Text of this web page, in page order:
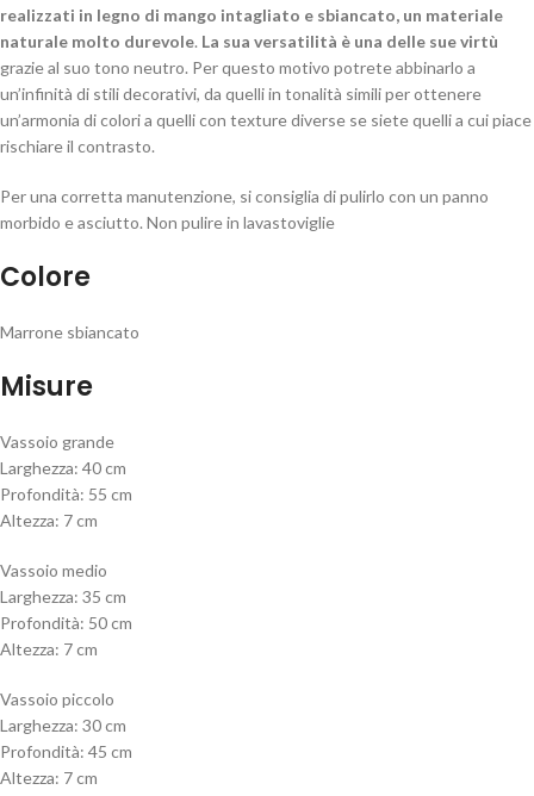
realizzati in legno di mango intagliato e sbiancato, un materiale
naturale molto durevole. La sua versatilità è una delle sue virtù
grazie al suo tono neutro. Per questo motivo potrete abbinarlo a
un’infinità di stili decorativi, da quelli in tonalità simili per ottenere
un’armonia di colori a quelli con texture diverse se siete quelli a cui piace
rischiare il contrasto.
Per una corretta manutenzione, si consiglia di pulirlo con un panno
morbido e asciutto. Non pulire in lavastoviglie
Colore
Marrone sbiancato
Misure
Vassoio grande
Larghezza: 40 cm
Profondità: 55 cm
Altezza: 7 cm
Vassoio medio
Larghezza: 35 cm
Profondità: 50 cm
Altezza: 7 cm
Vassoio piccolo
Larghezza: 30 cm
Profondità: 45 cm
Altezza: 7 cm